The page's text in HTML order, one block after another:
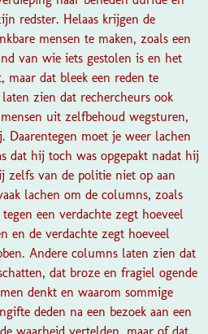
redster. Helaas krijgen de
mensen te maken, zoals een
van wie iets gestolen is en het
dat bleek een reden te
zien dat rechercheurs ook
uit zelfbehoud wegsturen,
Daarentegen moet je weer lachen
dat hij toch was opgepakt nadat hij
zelfs van de politie niet op aan
lachen om de columns, zoals
een verdachte zegt hoeveel
en de verdachte zegt hoeveel
Andere columns laten zien dat
dat broze en fragiel ogende
denkt en waarom sommige
deden na een bezoek aan een